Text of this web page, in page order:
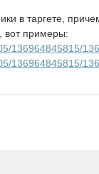
в таргете,
вот примеры:
136964845815/
136964845815/